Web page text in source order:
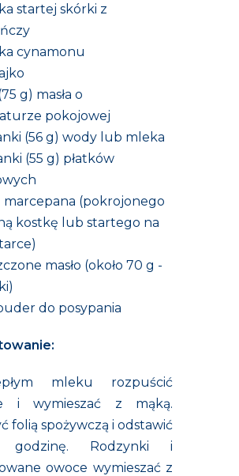
startej skórki z
cynamonu
g) masła o
pokojowej
(56 g) wody lub mleka
(55 g) płatków
marcepana (pokrojonego
kostkę lub startego na
masło (około 70 g -
do posypania
mleku rozpuścić
i wymieszać z mąką.
folią spożywczą i odstawić
Rodzynki i
owoce wymieszać z